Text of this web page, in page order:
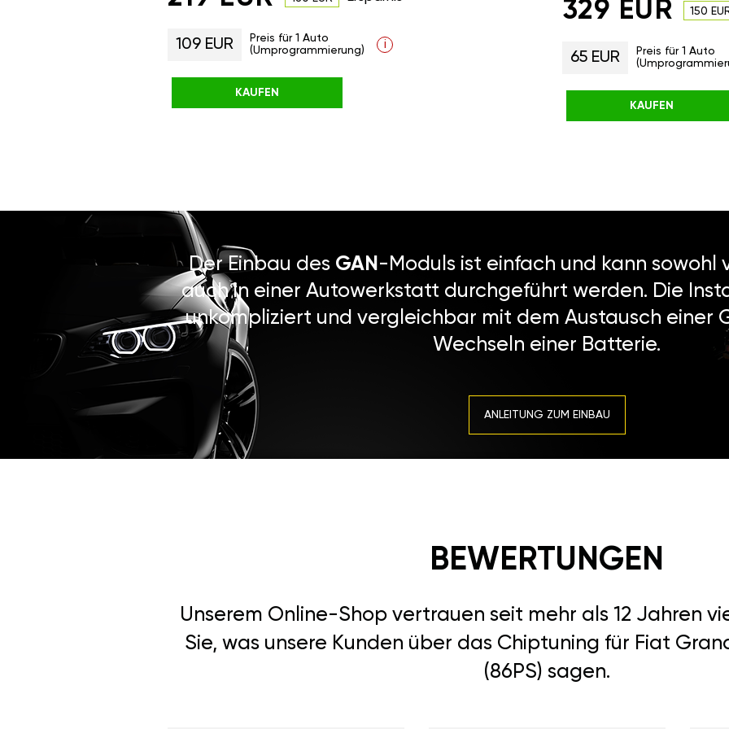
329 EUR 150
65 EUR
Preis für 1 Auto
KAUFEN
109 EUR
Preis für 1 Auto
(Umprogrammierung)
i
KAUFEN
Der Einbau des GAN -Moduls ist einfach und kann sowohl
auch in einer Autowerkstatt durchgeführt werden. Die
unkompliziert und vergleichbar mit dem Austausch einer
Wechseln einer Batterie.
ANLEITUNG ZUM EINBAU
BEWERTUNGEN
Unserem Online-Shop vertrauen seit mehr als 12 Jahren
Sie, was unsere Kunden über das Chiptuning für Fiat
(86PS) sagen.